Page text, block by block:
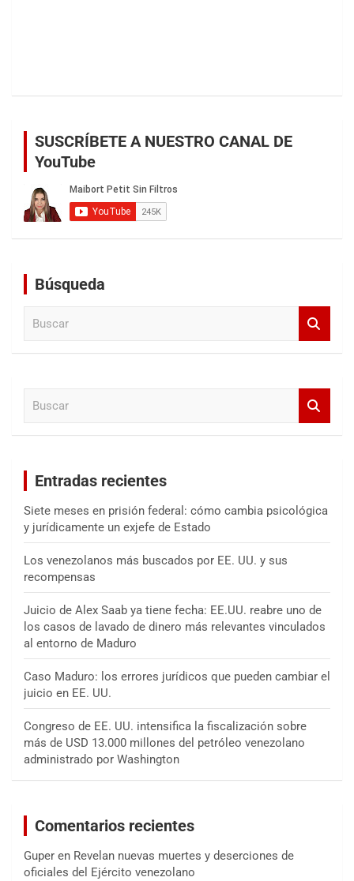
SUSCRÍBETE A NUESTRO CANAL DE
YouTube
Búsqueda
Entradas recientes
Siete meses en prisión federal: cómo cambia psicológica
y jurídicamente un exjefe de Estado
Los venezolanos más buscados por EE. UU. y sus
recompensas
Juicio de Alex Saab ya tiene fecha: EE.UU. reabre uno de
los casos de lavado de dinero más relevantes vinculados
al entorno de Maduro
Caso Maduro: los errores jurídicos que pueden cambiar el
juicio en EE. UU.
Congreso de EE. UU. intensifica la fiscalización sobre
más de USD 13.000 millones del petróleo venezolano
administrado por Washington
Comentarios recientes
Guper en Revelan nuevas muertes y deserciones de
oficiales del Ejército venezolano